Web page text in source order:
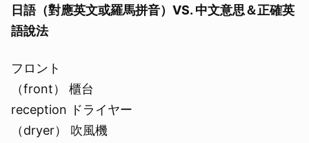
日語（對應英文或羅馬拼音）VS. 中文意思＆正確英
語說法
フロント
（front） 櫃台
reception ドライヤー
（dryer） 吹風機